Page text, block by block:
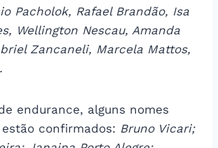
Pacholok, Rafael Brandão, Isa
Wellington Nescau, Amanda
Zancaneli, Marcela Mattos,
endurance, alguns nomes
confirmados: Bruno Vicari;